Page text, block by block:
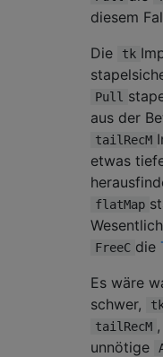
diesem
Die
tk
Pull
aus der
tailRecM
etwas
flatMap
FreeC die
Es wäre
schwer,
tailRecM
unnötige